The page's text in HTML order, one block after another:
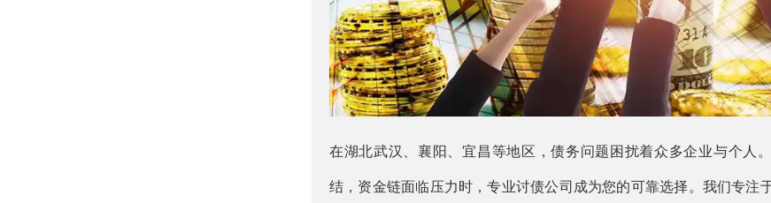
在湖北武汉、襄阳、宜昌等地区，债务问题困扰着众多企业与个人
结，资金链面临压力时，专业讨债公司成为您的可靠选择。我们专注